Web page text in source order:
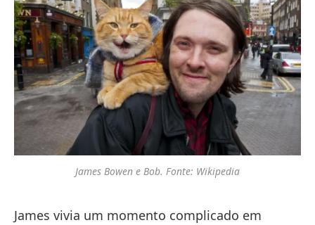
James Bowen e Bob. Fonte: Wikipedia
James vivia um momento complicado em